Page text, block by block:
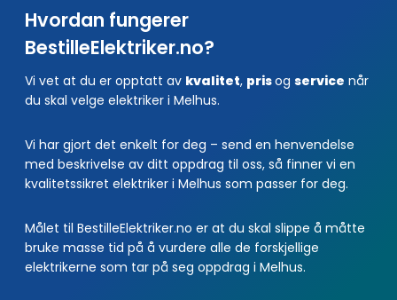
Hvordan fungerer
BestilleElektriker.no?
Vi vet at du er opptatt av kvalitet, prisog service når
du skal velge elektriker i Melhus.
Vi har gjort det enkelt for deg – send en henvendelse
med beskrivelse av ditt oppdrag til oss, så finner vi en
kvalitetssikret elektriker i Melhus som passer for deg.
Målet til BestilleElektriker.no er at du skal slippe å måtte
bruke masse tid på å vurdere alle de forskjellige
elektrikerne som tar på seg oppdrag i Melhus.